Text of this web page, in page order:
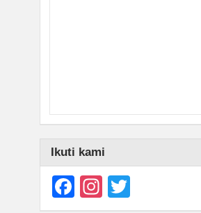
Ikuti kami
Facebook
Instagram